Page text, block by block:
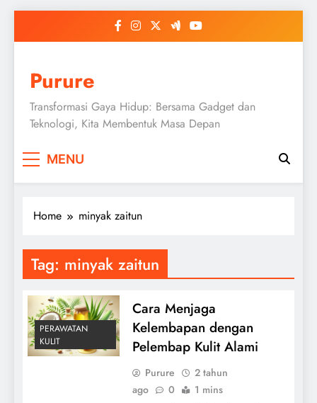
Purure
Transformasi Gaya Hidup: Bersama Gadget dan
Teknologi, Kita Membentuk Masa Depan
MENU
Home minyak zaitun
Tag: minyak zaitun
PERAWATAN
KULIT
Cara Menjaga
Kelembapan dengan
Pelembap Kulit Alami
Purure
2 tahun
ago
0 1 mins